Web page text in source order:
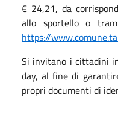
€ 24,21, da
allo sportello o
https://
Si invitano i cittadini
day, al fine di
propri documenti di